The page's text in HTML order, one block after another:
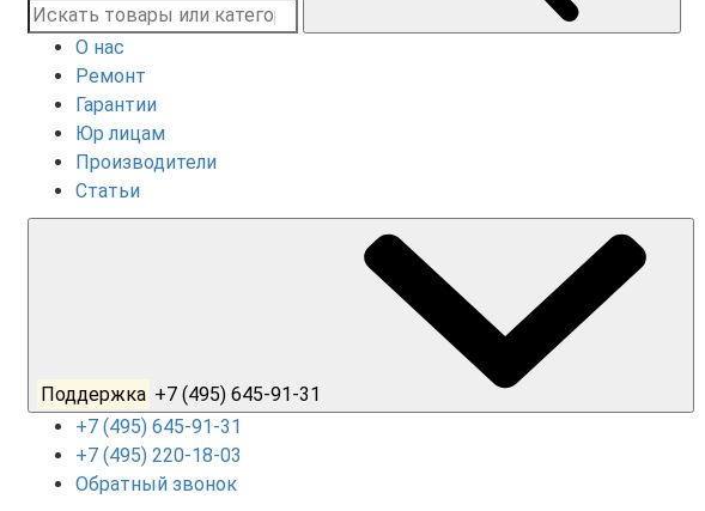
О нас
Ремонт
Гарантии
Юр лицам
Производители
Статьи
Поддержка +7 (495) 645-91-31
+7 (495) 645-91-31
+7 (495) 220-18-03
Обратный звонок